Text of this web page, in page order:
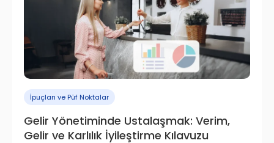
İpuçları ve Püf Noktalar
Gelir Yönetiminde Ustalaşmak: Verim,
Gelir ve Karlılık İyileştirme Kılavuzu